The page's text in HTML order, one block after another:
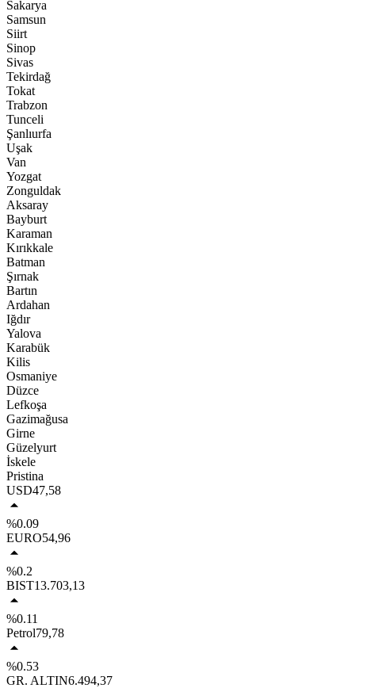
Sakarya
Samsun
Siirt
Sinop
Sivas
Tekirdağ
Tokat
Trabzon
Tunceli
Şanlıurfa
Uşak
Van
Yozgat
Zonguldak
Aksaray
Bayburt
Karaman
Kırıkkale
Batman
Şırnak
Bartın
Ardahan
Iğdır
Yalova
Karabük
Kilis
Osmaniye
Düzce
Lefkoşa
Gazimağusa
Girne
Güzelyurt
İskele
Pristina
USD47,58
%0.09
EURO54,96
%0.2
BIST13.703,13
%0.11
Petrol79,78
%0.53
GR. ALTIN6.494,37